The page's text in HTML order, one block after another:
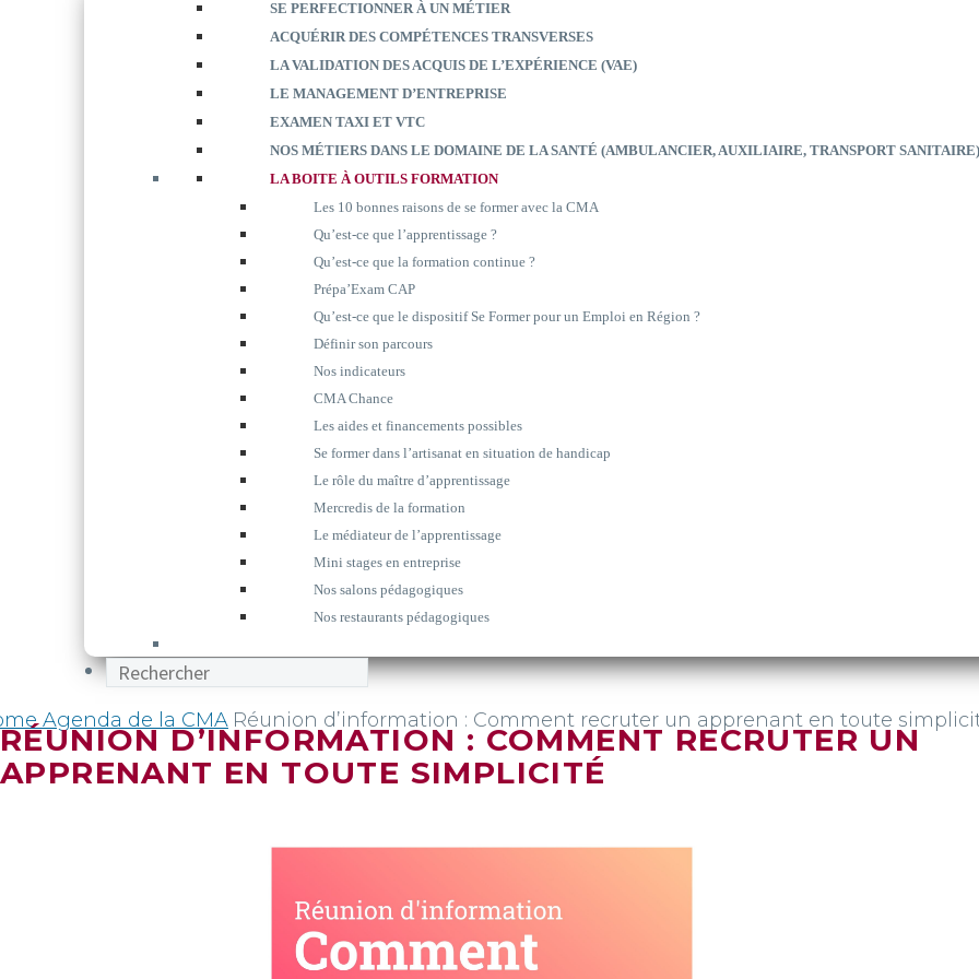
SE PERFECTIONNER À UN MÉTIER
ACQUÉRIR DES COMPÉTENCES TRANSVERSES
LA VALIDATION DES ACQUIS DE L’EXPÉRIENCE (VAE)
LE MANAGEMENT D’ENTREPRISE
EXAMEN TAXI ET VTC
NOS MÉTIERS DANS LE DOMAINE DE LA SANTÉ (AMBULANCIER, AUXILIAIRE, TRANSPORT SANITAIRE)
LA BOITE À OUTILS FORMATION
Les 10 bonnes raisons de se former avec la CMA
Qu’est-ce que l’apprentissage ?
Qu’est-ce que la formation continue ?
Prépa’Exam CAP
Qu’est-ce que le dispositif Se Former pour un Emploi en Région ?
Définir son parcours
Nos indicateurs
CMA Chance
Les aides et financements possibles
Se former dans l’artisanat en situation de handicap
Le rôle du maître d’apprentissage
Mercredis de la formation
Le médiateur de l’apprentissage
Mini stages en entreprise
Nos salons pédagogiques
Nos restaurants pédagogiques
Agenda de la CMA Réunion d’information : Comment recruter un apprenant en toute
RÉUNION D’INFORMATION : COMMENT RECRUTER UN
APPRENANT EN TOUTE SIMPLICITÉ